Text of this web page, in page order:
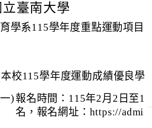
立臺南大學
學系115學年度重點運動項目
本校115學年度運動成績優良學
) 報名時間：115年2月2日至
名，報名網址：https://